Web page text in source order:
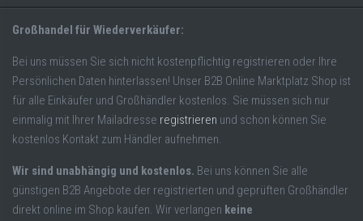
Großhandel für Wiederverkäufer:
Bei uns müssen Sie sich nicht kostenpflichtig registrieren oder Ihre
Persönlichen Daten hinterlassen! Unser B2B Online Marktplatz Shop ist
für alle Einkäufer und Großhändler kostenlos. Sie müssen sich nur
einmalig mit Ihrer Mailadresse registrieren und schon können Sie
kostenlos Kontakt zum Händler aufnehmen.
Wir sind unabhängig und kostenlos. Bei uns können Sie alle
günstigen B2B Angebote der registrierten und geprüften Großhändler
direkt online im Shop kaufen. Wir verlangen keine